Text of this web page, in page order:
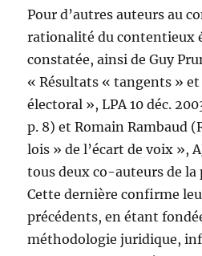
Pour d’autres auteurs au
rationalité du contentieux
constatée, ainsi de Guy
« Résultats « tangents »
électoral », LPA 10 déc.
p. 8) et Romain Rambaud
lois » de l’écart de voix »,
tous deux co-auteurs de la
Cette dernière confirme
précédents, en étant
méthodologie juridique,